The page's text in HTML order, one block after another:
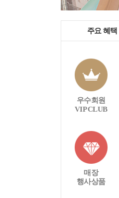
주요 혜택
우수회원
VIP CLUB
매장
행사상품